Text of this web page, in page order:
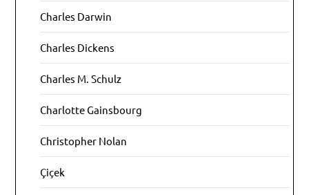
Charles Darwin
Charles Dickens
Charles M. Schulz
Charlotte Gainsbourg
Christopher Nolan
Çiçek